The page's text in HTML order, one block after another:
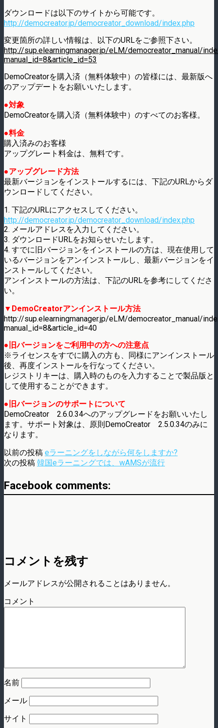
ダウンロードは以下のサイトから可能です。
http://democreator.jp/democreator_download/index.php
変更箇所の詳しい情報は、以下のURLをご参照下さい。
http://sup.elearningmanager.jp/eLM/democreator_manual/
manual_id=8&article_id=53
DemoCreatorを購入済（無料体験中）の皆様には、最新版へ
のアップデートをお願いいたします。
●対象
DemoCreatorを購入済（無料体験中）のすべてのお客様。
●料金
購入済みのお客様
アップグレート料金は、無料です。
●アップグレード方法
最新バージョンをインストールするには、下記のURLからダ
ウンロードしてください。
1. 下記のURLにアクセスしてください。
http://democreator.jp/democreator_download/index.php
2. メールアドレスを入力してください。
3. ダウンロードURLをお知らせいたします。
4. すでに旧バージョンをインストールの方は、現在使用して
いるバージョンをアンインストールし、最新バージョンをイ
ンストールしてください。
アンインストールの方法は、下記のURLを参考にしてくださ
い。
▼DemoCreatorアンインストール方法
http://sup.elearningmanager.jp/eLM/democreator_manual/
manual_id=8&article_id=40
●旧バージョンをご利用中の方への注意点
※ライセンスをすでに購入の方も、同様にアンインストール
後、再度インストールを行なってください。
レジストリキーは、購入時のものを入力することで製品版と
して使用することができます。
●旧バージョンのサポートについて
DemoCreator 2.6.0.34へのアップグレードをお願いいたし
ます。サポート対象は、原則DemoCreator 2.5.0.34のみに
なります。
以前の投稿 eラーニングをしながら何をしますか?
次の投稿 韓国eラーニングでは、wAMSが流行
Facebook comments:
コメントを残す
メールアドレスが公開されることはありません。
コメント
名前
メール
サイト